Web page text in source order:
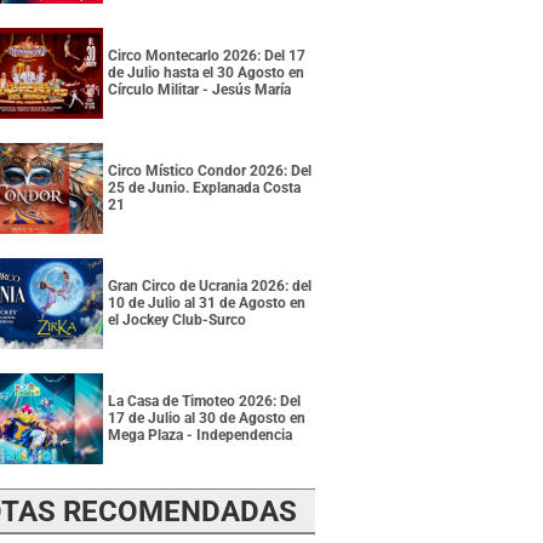
Circo Montecarlo 2026: Del 17
de Julio hasta el 30 Agosto en
Círculo Militar - Jesús María
Circo Místico Condor 2026: Del
25 de Junio. Explanada Costa
21
Gran Circo de Ucrania 2026: del
10 de Julio al 31 de Agosto en
el Jockey Club-Surco
La Casa de Timoteo 2026: Del
17 de Julio al 30 de Agosto en
Mega Plaza - Independencia
RECOMENDADAS